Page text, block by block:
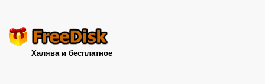
Халява и бесплатное